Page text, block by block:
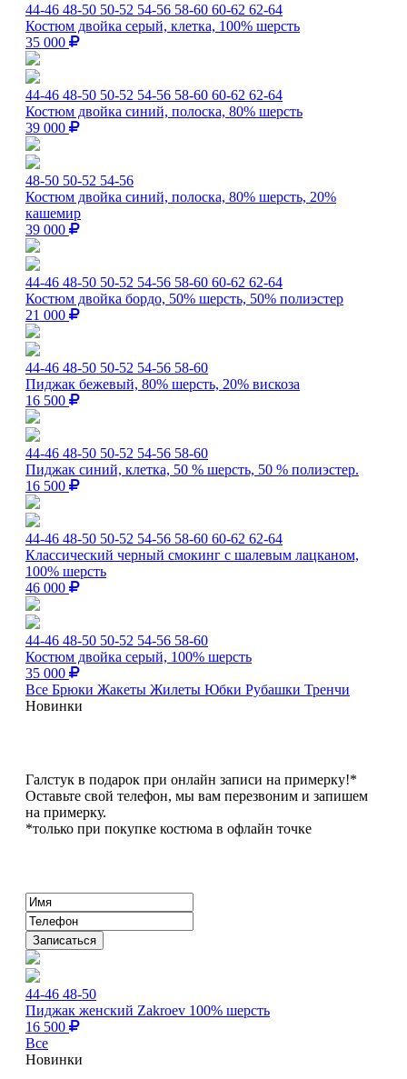
44-46 48-50 50-52 54-56 58-60 60-62 62-64
Костюм двойка серый, клетка, 100% шерсть
35 000
44-46 48-50 50-52 54-56 58-60 60-62 62-64
Костюм двойка синий, полоска, 80% шерсть
39 000
48-50 50-52 54-56
Костюм двойка синий, полоска, 80% шерсть, 20%
кашемир
39 000
44-46 48-50 50-52 54-56 58-60 60-62 62-64
Костюм двойка бордо, 50% шерсть, 50% полиэстер
21 000
44-46 48-50 50-52 54-56 58-60
Пиджак бежевый, 80% шерсть, 20% вискоза
16 500
44-46 48-50 50-52 54-56 58-60
Пиджак синий, клетка, 50 % шерсть, 50 % полиэстер.
16 500
44-46 48-50 50-52 54-56 58-60 60-62 62-64
Классический черный смокинг с шалевым лацканом,
100% шерсть
46 000
44-46 48-50 50-52 54-56 58-60
Костюм двойка серый, 100% шерсть
35 000
Все Брюки Жакеты Жилеты Юбки Рубашки Тренчи
Новинки
Галстук в подарок при онлайн записи на примерку!*
Оставьте свой телефон, мы вам перезвоним и запишем
на примерку.
*только при покупке костюма в офлайн точке
44-46 48-50
Пиджак женский Zakroev 100% шерсть
16 500
Все
Новинки